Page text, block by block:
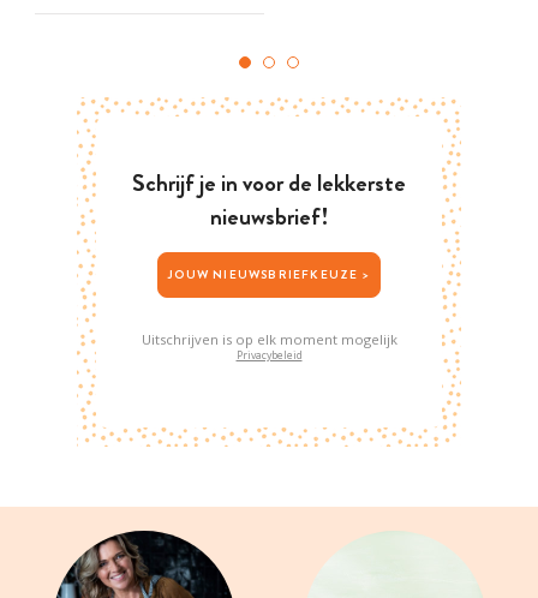
Schrijf je in voor de lekkerste
nieuwsbrief!
JOUW NIEUWSBRIEFKEUZE >
Uitschrijven is op elk moment mogelijk
Privacybeleid